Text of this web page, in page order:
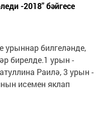
-2018" бәйгесе
урыннар билгеләнде,
бирелде.1 урын -
Раилә, 3 урын -
исемен яклап